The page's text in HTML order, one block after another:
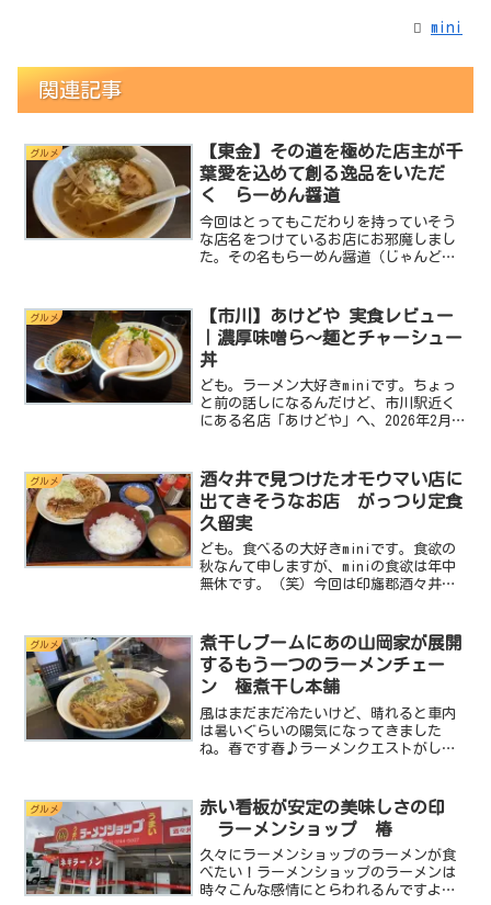
mini
関連記事
グルメ
【東金】その道を極めた店主が千
葉愛を込めて創る逸品をいただ
く らーめん醤道
今回はとってもこだわりを持っていそう
な店名をつけているお店にお邪魔しまし
た。その名もらーめん醤道（じゃんど
が2012年に千葉県東金市でオープンさせ
たお店で、千葉の食材に...
グルメ
【市川】あけどや 実食レビュー
｜濃厚味噌ら〜麺とチャーシュー
丼
ども。ラーメン大好きminiです。ちょっ
と前の話しになるんだけど、市川駅近く
にある名店「あけどや」へ、2026年2月
いなかったのでとりあえずあげておきま
す。行った...
グルメ
酒々井で見つけたオモウマい店に
出てきそうなお店 がっつり定食
久留実
ども。食べるの大好きminiです。食欲の
秋なんて申しますが、miniの食欲は年中
無休です。（笑）今回は印旛郡酒々井で
の名もがっつり定食久留実！！・・・っ
な、ワイルドだろ...
グルメ
煮干しブームにあの山岡家が展開
するもう一つのラーメンチェー
ン 極煮干し本舗
風はまだまだ冷たいけど、晴れると車内
は暑いぐらいの陽気になってきました
ね。春です春♪ラーメンクエストがしや
駅近くにある極煮干し本舗 さんへ突撃
です。基本データ店名：極...
グルメ
赤い看板が安定の美味しさの印
ラーメンショップ 椿
久々にラーメンショップのラーメンが食
べたい！ラーメンショップのラーメンは
時々こんな感情にとらわれるんですよ